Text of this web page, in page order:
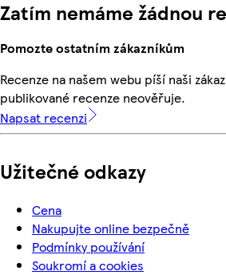
Zatím nemáme žádnou
Pomozte ostatním zákazníkům
Recenze na našem webu píší naši
publikované recenze neověřuje.
Napsat recenzi
Užitečné odkazy
Cena
Nakupujte online bezpečně
Podmínky používání
Soukromí a cookies